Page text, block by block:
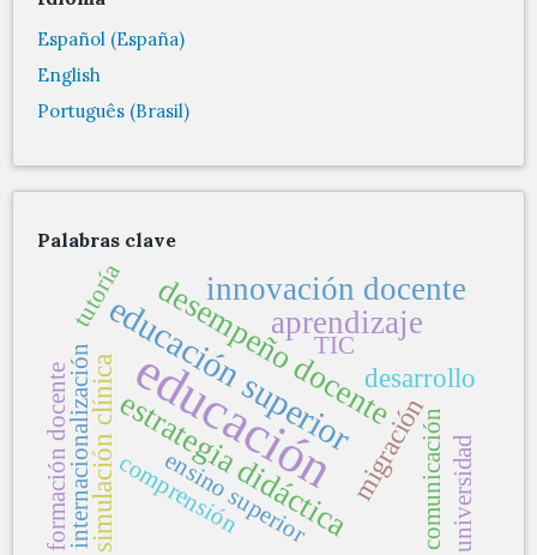
Español (España)
English
Português (Brasil)
Palabras clave
educación
educación superior
desempeño docente
estrategia didáctica
innovación docente
aprendizaje
simulación clínica migración
desarrollo
internacionalización
formación docente ensino superior comunicación
comprensión universidad
TIC
tutoría